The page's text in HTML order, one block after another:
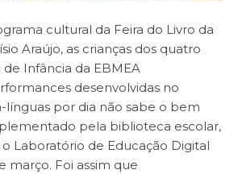
cultural da Feira do Livro da
Araújo, as crianças dos quatro
Infância da EBMEA
desenvolvidas no
línguas por dia não sabe o bem
pela biblioteca escolar,
Laboratório de Educação Digital
março. Foi assim que